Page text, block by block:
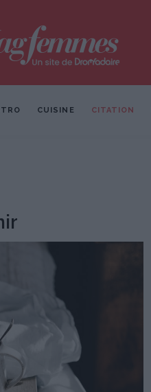
CUISINE CITATION